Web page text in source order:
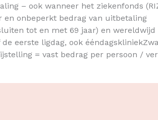
– ook wanneer het ziekenfonds
en onbeperkt bedrag van uitbetaling
tot en met 69 jaar) en wereldwijd
eerste ligdag, ook
= vast bedrag per persoon /